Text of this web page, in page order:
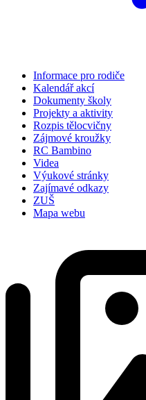
Informace pro rodiče
Kalendář akcí
Dokumenty školy
Projekty a aktivity
Rozpis tělocvičny
Zájmové kroužky
RC Bambino
Videa
Výukové stránky
Zajímavé odkazy
ZUŠ
Mapa webu